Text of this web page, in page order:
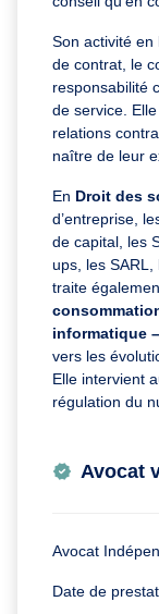
Son activité en
de contrat, le
responsabilité
de service.
relations
naître de leur
En Droit des
d’entreprise,
de capital, les
ups, les SARL,
traite
informatique
vers les
Elle intervient
régulation du
Avocat
Avocat
Date de